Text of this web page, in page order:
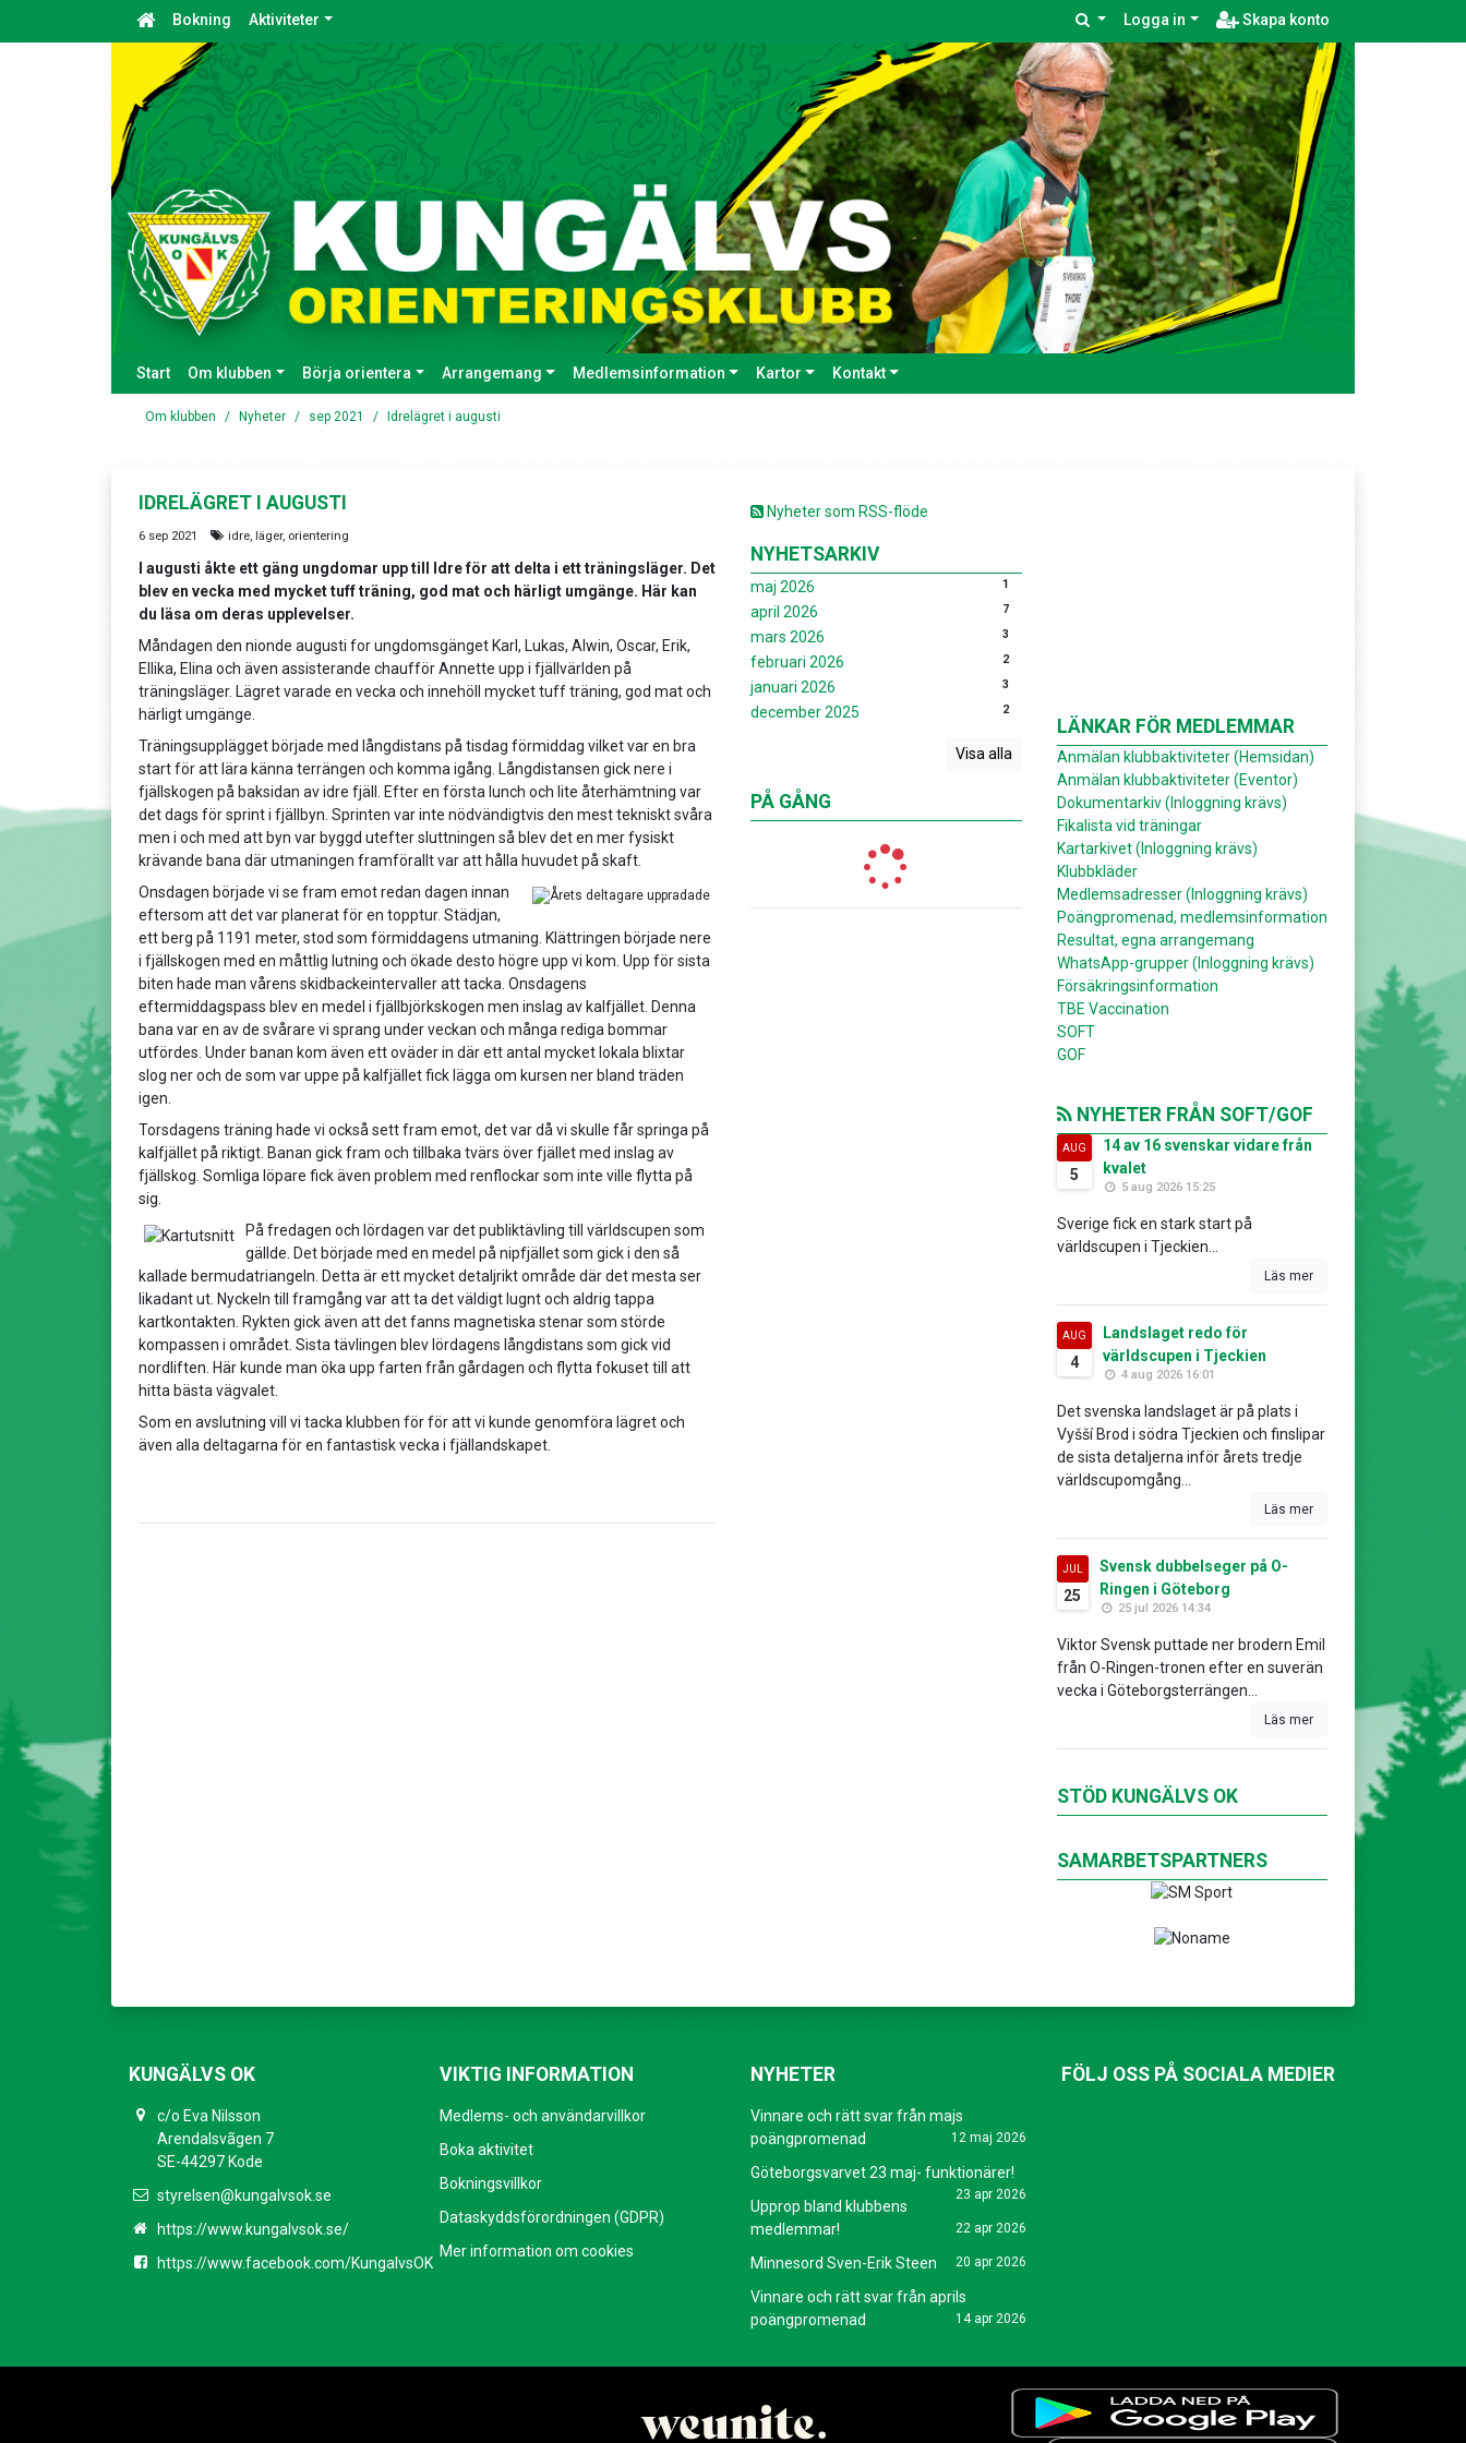
Bokning Aktiviteter Logga in Skapa konto
Start Om klubben Börja orientera Arrangemang Medlemsinformation Kartor Kontakt
Om klubben Nyheter sep 2021 Idrelägret i augusti
Nyheter som RSS-flöde
NYHETSARKIV
maj 2026 1
april 2026 7
mars 2026 3
februari 2026 2
januari 2026 3
december 2025 2
Visa alla
PÅ GÅNG
IDRELÄGRET I AUGUSTI
6 sep 2021 idre, läger, orientering
I augusti åkte ett gäng ungdomar upp till Idre för att delta i ett träningsläger. Det
blev en vecka med mycket tuff träning, god mat och härligt umgänge. Här kan
du läsa om deras upplevelser.
Måndagen den nionde augusti for ungdomsgänget Karl, Lukas, Alwin, Oscar, Erik,
Ellika, Elina och även assisterande chaufför Annette upp i fjällvärlden på
träningsläger. Lägret varade en vecka och innehöll mycket tuff träning, god mat och
härligt umgänge.
Träningsupplägget började med långdistans på tisdag förmiddag vilket var en bra
start för att lära känna terrängen och komma igång. Långdistansen gick nere i
fjällskogen på baksidan av idre fjäll. Efter en första lunch och lite återhämtning var
det dags för sprint i fjällbyn. Sprinten var inte nödvändigtvis den mest tekniskt svåra
men i och med att byn var byggd utefter sluttningen så blev det en mer fysiskt
krävande bana där utmaningen framförallt var att hålla huvudet på skaft.
Onsdagen började vi se fram emot redan dagen innan
eftersom att det var planerat för en topptur. Städjan,
ett berg på 1191 meter, stod som förmiddagens utmaning. Klättringen började nere
i fjällskogen med en måttlig lutning och ökade desto högre upp vi kom. Upp för sista
biten hade man vårens skidbackeintervaller att tacka. Onsdagens
eftermiddagspass blev en medel i fjällbjörkskogen men inslag av kalfjället. Denna
bana var en av de svårare vi sprang under veckan och många rediga bommar
utfördes. Under banan kom även ett oväder in där ett antal mycket lokala blixtar
slog ner och de som var uppe på kalfjället fick lägga om kursen ner bland träden
igen.
Torsdagens träning hade vi också sett fram emot, det var då vi skulle får springa på
kalfjället på riktigt. Banan gick fram och tillbaka tvärs över fjället med inslag av
fjällskog. Somliga löpare fick även problem med renflockar som inte ville flytta på
sig.
På fredagen och lördagen var det publiktävling till världscupen som
gällde. Det började med en medel på nipfjället som gick i den så
kallade bermudatriangeln. Detta är ett mycket detaljrikt område där det mesta ser
likadant ut. Nyckeln till framgång var att ta det väldigt lugnt och aldrig tappa
kartkontakten. Rykten gick även att det fanns magnetiska stenar som störde
kompassen i området. Sista tävlingen blev lördagens långdistans som gick vid
nordliften. Här kunde man öka upp farten från gårdagen och flytta fokuset till att
hitta bästa vägvalet.
Som en avslutning vill vi tacka klubben för för att vi kunde genomföra lägret och
även alla deltagarna för en fantastisk vecka i fjällandskapet.
LÄNKAR FÖR MEDLEMMAR
Anmälan klubbaktiviteter (Hemsidan)
Anmälan klubbaktiviteter (Eventor)
Dokumentarkiv (Inloggning krävs)
Fikalista vid träningar
Kartarkivet (Inloggning krävs)
Klubbkläder
Medlemsadresser (Inloggning krävs)
Poängpromenad, medlemsinformation
Resultat, egna arrangemang
WhatsApp-grupper (Inloggning krävs)
Försäkringsinformation
TBE Vaccination
SOFT
GOF
NYHETER FRÅN SOFT/GOF
AUG
5
14 av 16 svenskar vidare från
kvalet
5 aug 2026 15:25
Sverige fick en stark start på
världscupen i Tjeckien...
Läs mer
AUG
4
Landslaget redo för
världscupen i Tjeckien
4 aug 2026 16:01
Det svenska landslaget är på plats i
Vyšší Brod i södra Tjeckien och finslipar
de sista detaljerna inför årets tredje
världscupomgång...
Läs mer
JUL
25
Svensk dubbelseger på O-
Ringen i Göteborg
25 jul 2026 14:34
Viktor Svensk puttade ner brodern Emil
från O-Ringen-tronen efter en suverän
vecka i Göteborgsterrängen...
Läs mer
STÖD KUNGÄLVS OK
SAMARBETSPARTNERS
KUNGÄLVS OK
c/o Eva Nilsson
Arendalsvãgen 7
SE-44297 Kode
styrelsen@kungalvsok.se
https://www.kungalvsok.se/
https://www.facebook.com/KungalvsOK
VIKTIG INFORMATION
Medlems- och användarvillkor
Boka aktivitet
Bokningsvillkor
Dataskyddsförordningen (GDPR)
Mer information om cookies
NYHETER
Vinnare och rätt svar från majs
poängpromenad
12 maj 2026
Göteborgsvarvet 23 maj- funktionärer!
23 apr 2026
Upprop bland klubbens
medlemmar!
22 apr 2026
Minnesord Sven-Erik Steen 20 apr 2026
Vinnare och rätt svar från aprils
poängpromenad
14 apr 2026
FÖLJ OSS PÅ SOCIALA MEDIER